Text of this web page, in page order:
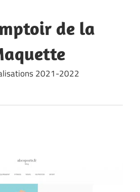
de la
2021-2022